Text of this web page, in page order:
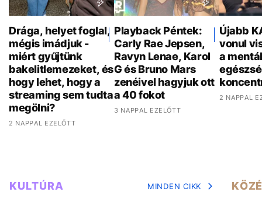
Drága, helyet foglal,
mégis imádjuk -
miért gyűjtünk
bakelitlemezeket, és
hogy lehet, hogy a
streaming sem tudta
megölni?
2 NAPPAL EZELŐTT
Playback Péntek:
Carly Rae Jepsen,
Ravyn Lenae, Karol
G és Bruno Mars
zenéivel hagyjuk ott
a 40 fokot
3 NAPPAL EZELŐTT
Újabb
vonul
a
2 NAPPAL
KULTÚRA MINDEN CIKK